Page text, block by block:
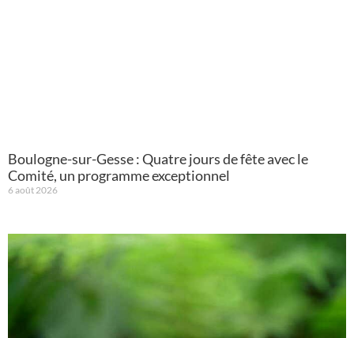
Boulogne-sur-Gesse : Quatre jours de fête avec le
Comité, un programme exceptionnel
6 août 2026